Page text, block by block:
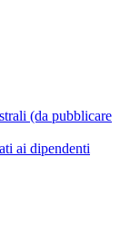
(da pubblicare
ai dipendenti